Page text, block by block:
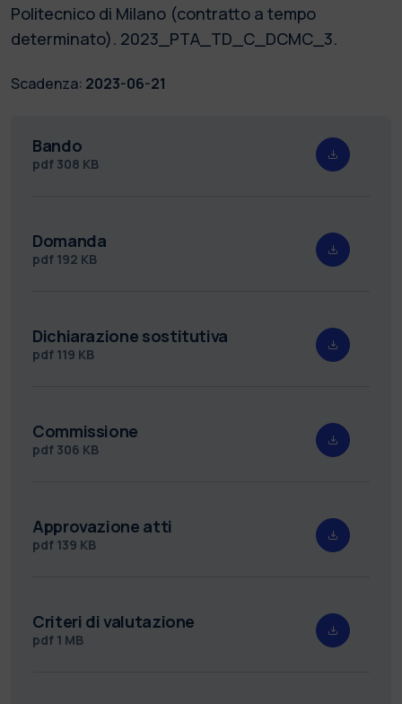
Politecnico di Milano (contratto a tempo
determinato). 2023_PTA_TD_C_DCMC_3.
Scadenza: 2023-06-21
Bando
pdf 308 KB
Domanda
pdf 192 KB
Dichiarazione sostitutiva
pdf 119 KB
Commissione
pdf 306 KB
Approvazione atti
pdf 139 KB
Criteri di valutazione
pdf 1 MB